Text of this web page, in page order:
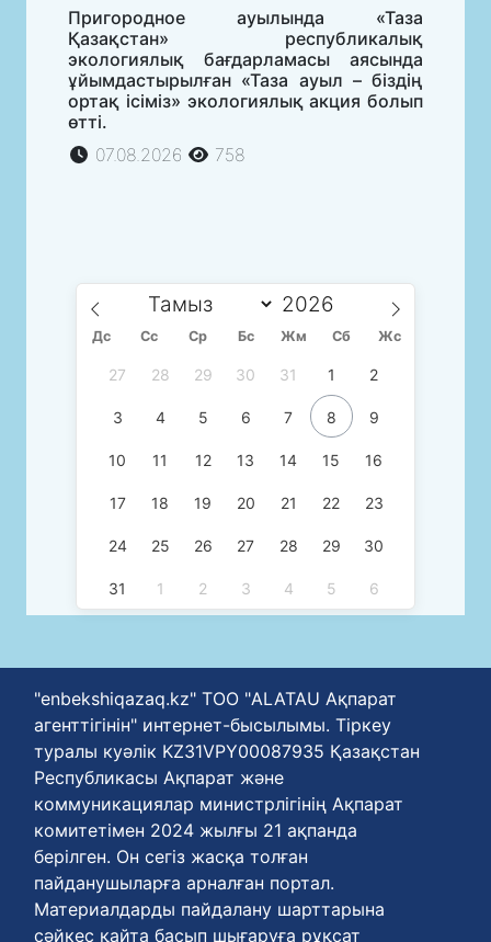
Пригородное ауылында «Таза
Қазақстан» республикалық
экологиялық бағдарламасы аясында
ұйымдастырылған «Таза ауыл – біздің
ортақ ісіміз» экологиялық акция болып
өтті.
07.08.2026
758
Дс Сc Ср Бс Жм Сб Жс
27 28 29 30 31 1 2
3 4 5 6 7 8 9
10 11 12 13 14 15 16
17 18 19 20 21 22 23
24 25 26 27 28 29 30
31 1 2 3 4 5 6
"enbekshiqazaq.kz" ТОО "ALATAU Ақпарат
агенттігінін" интернет-бысылымы. Тіркеу
туралы куәлік KZ31VPY00087935 Қазақстан
Республикасы Ақпарат және
коммуникациялар министрлігінің Ақпарат
комитетімен 2024 жылғы 21 ақпанда
берілген. Он сегіз жасқа толған
пайданушыларға арналған портал.
Материалдарды пайдалану шарттарына
сәйкес қайта басып шығаруға рұқсат